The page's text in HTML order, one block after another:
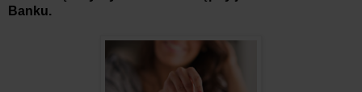
Banku.